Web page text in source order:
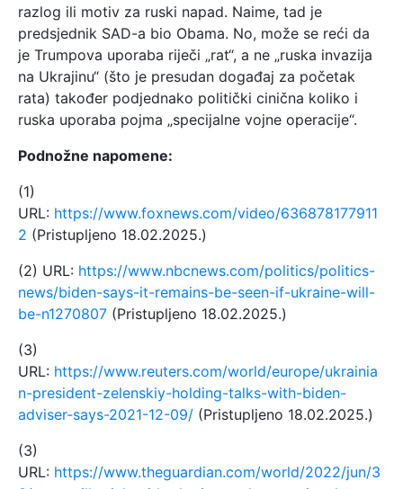
razlog ili motiv za ruski napad. Naime, tad je
predsjednik SAD-a bio Obama. No, može se reći da
je Trumpova uporaba riječi „rat“, a ne „ruska invazija
na Ukrajinu“ (što je presudan događaj za početak
rata) također podjednako politički cinična koliko i
ruska uporaba pojma „specijalne vojne operacije“.
Podnožne napomene:
(1)
URL: https://www.foxnews.com/video/636878177911
2 (Pristupljeno 18.02.2025.)
(2) URL: https://www.nbcnews.com/politics/politics-
news/biden-says-it-remains-be-seen-if-ukraine-will-
be-n1270807 (Pristupljeno 18.02.2025.)
(3)
URL: https://www.reuters.com/world/europe/ukrainia
n-president-zelenskiy-holding-talks-with-biden-
adviser-says-2021-12-09/ (Pristupljeno 18.02.2025.)
(3)
URL: https://www.theguardian.com/world/2022/jun/3